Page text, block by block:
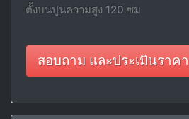
ตั้งบนปูนความสูง 120 ซม
สอบถาม และประเมินราคา